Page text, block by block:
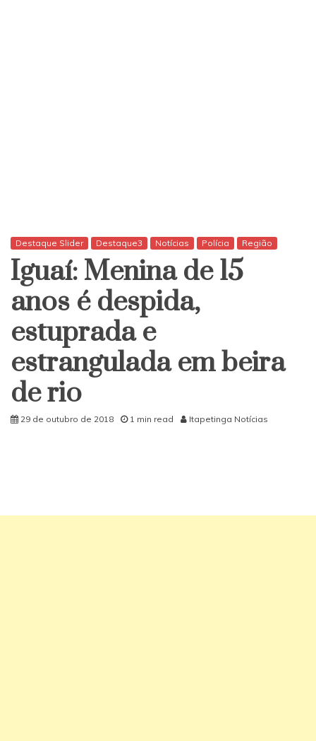
Destaque Slider Destaque3 Notícias Polícia Região
Iguaí: Menina de 15
anos é despida,
estuprada e
estrangulada em beira
de rio
29 de outubro de 2018 1 min read Itapetinga Notícias